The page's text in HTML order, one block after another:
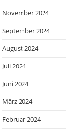
November 2024
September 2024
August 2024
Juli 2024
Juni 2024
März 2024
Februar 2024